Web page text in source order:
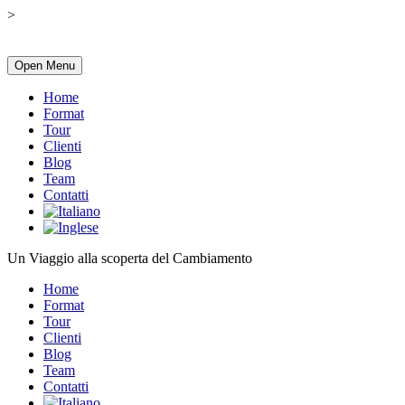
>
Open Menu
Home
Format
Tour
Clienti
Blog
Team
Contatti
Un Viaggio alla scoperta del Cambiamento
Home
Format
Tour
Clienti
Blog
Team
Contatti